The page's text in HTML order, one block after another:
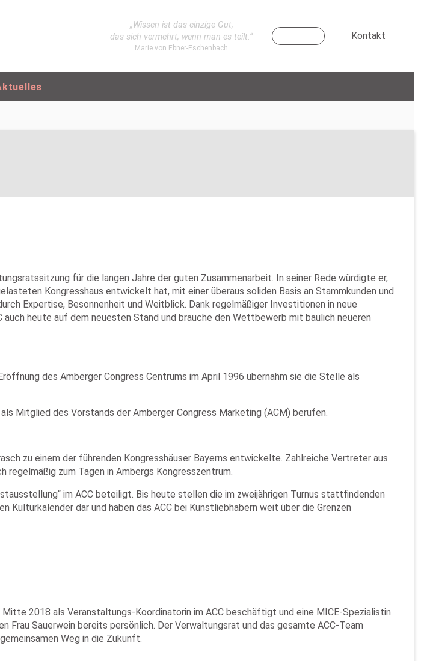
„Wissen ist das einzige Gut,
das sich vermehrt, wenn man es teilt.“
Marie von Ebner-Eschenbach
Kontakt
für die langen Jahre der guten Zusammenarbeit. In seiner Rede würdigte er,
Kongresshaus entwickelt hat, mit einer überaus soliden Basis an Stammkunden und
Expertise, Besonnenheit und Weitblick. Dank regelmäßiger Investitionen in neue
heute auf dem neuesten Stand und brauche den Wettbewerb mit baulich neueren
des Amberger Congress Centrums im April 1996 übernahm sie die Stelle als
Mitglied des Vorstands der Amberger Congress Marketing (ACM) berufen.
zu einem der führenden Kongresshäuser Bayerns entwickelte. Zahlreiche Vertreter aus
zum Tagen in Ambergs Kongresszentrum.
im ACC beteiligt. Bis heute stellen die im zweijährigen Turnus stattfindenden
dar und haben das ACC bei Kunstliebhabern weit über die Grenzen
2018 als Veranstaltungs-Koordinatorin im ACC beschäftigt und eine MICE-Spezialistin
Frau Sauerwein bereits persönlich. Der Verwaltungsrat und das gesamte ACC-Team
Weg in die Zukunft.